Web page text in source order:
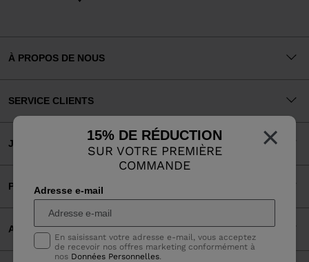
×
15% DE RÉDUCTION
SUR VOTRE PREMIÈRE
COMMANDE
Adresse e-mail
En saisissant votre adresse e-mail, vous acceptez
de recevoir nos offres marketing conformément à
nos Données Personnelles.
À PROPOS DE NOUS
SERVICE CLIENTS
JURIDIQUE
PAIEMENTS ACCEPTÉS
APPLI